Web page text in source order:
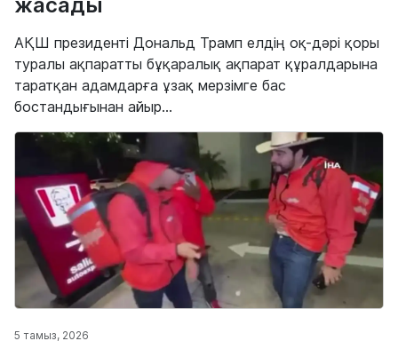
АҚШ президенті Дональд Трамп елдің оқ-дәрі қоры
туралы ақпаратты бұқаралық ақпарат құралдарына
таратқан адамдарға ұзақ мерзімге бас
бостандығынан айыр...
5 тамыз, 2026